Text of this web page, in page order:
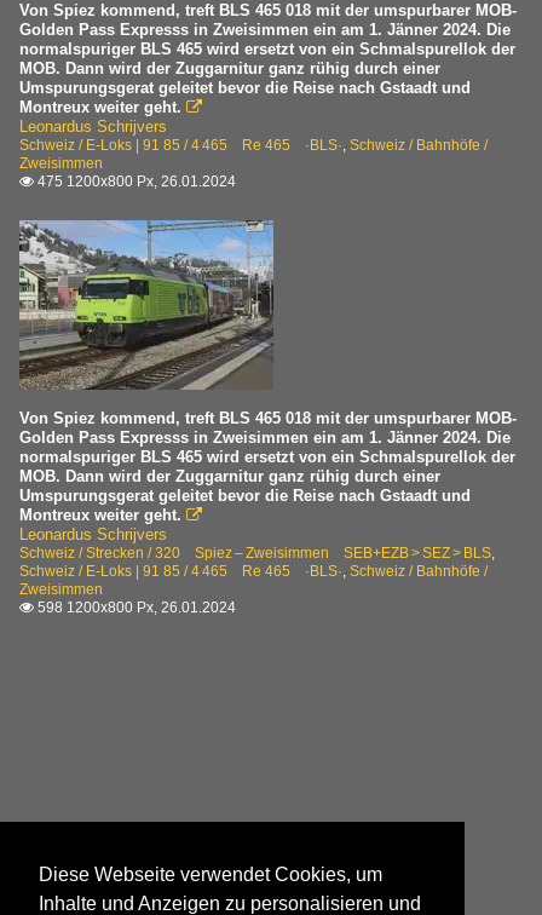
Von Spiez kommend, treft BLS 465 018 mit der umspurbarer MOB-
Golden Pass Expresss in Zweisimmen ein am 1. Jänner 2024. Die
normalspuriger BLS 465 wird ersetzt von ein Schmalspurellok der
MOB. Dann wird der Zuggarnitur ganz rühig durch einer
Umspurungsgerat geleitet bevor die Reise nach Gstaadt und
Montreux weiter geht. 
Leonardus Schrijvers
Schweiz / E-Loks | 91 85 / 4 465 Re 465 ·BLS·, Schweiz / Bahnhöfe /
Zweisimmen
 475 1200x800 Px, 26.01.2024
Von Spiez kommend, treft BLS 465 018 mit der umspurbarer MOB-
Golden Pass Expresss in Zweisimmen ein am 1. Jänner 2024. Die
normalspuriger BLS 465 wird ersetzt von ein Schmalspurellok der
MOB. Dann wird der Zuggarnitur ganz rühig durch einer
Umspurungsgerat geleitet bevor die Reise nach Gstaadt und
Montreux weiter geht. 
Leonardus Schrijvers
Schweiz / Strecken / 320 Spiez – Zweisimmen SEB+EZB > SEZ > BLS,
Schweiz / E-Loks | 91 85 / 4 465 Re 465 ·BLS·, Schweiz / Bahnhöfe /
Zweisimmen
 598 1200x800 Px, 26.01.2024
Diese Webseite verwendet Cookies, um
Inhalte und Anzeigen zu personalisieren und